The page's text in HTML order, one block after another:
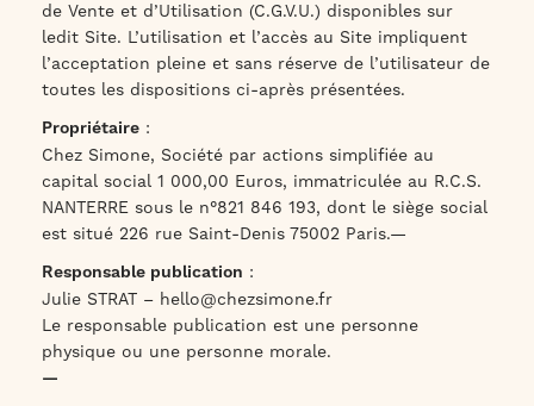
de Vente et d’Utilisation (C.G.V.U.) disponibles sur
ledit Site. L’utilisation et l’accès au Site impliquent
l’acceptation pleine et sans réserve de l’utilisateur de
toutes les dispositions ci-après présentées.
Propriétaire :
Chez Simone, Société par actions simplifiée au
capital social 1 000,00 Euros, immatriculée au R.C.S.
NANTERRE sous le n°821 846 193, dont le siège social
est situé 226 rue Saint-Denis 75002 Paris.—
Responsable publication :
Julie STRAT – hello@chezsimone.fr
Le responsable publication est une personne
physique ou une personne morale.
—